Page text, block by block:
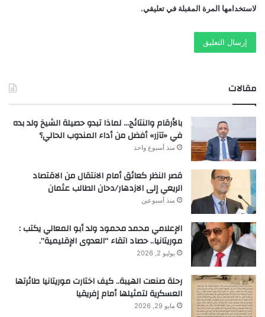
لاستخدامها المرة المقبلة في تعليقي.
مقالات
بالأرقام والنتائج… لماذا تبدو حصيلة الشيخ ولد بده
في «تآزر» أفضل من أداء المندوب الحالي؟
منذ أسبوع واحد
قصر النظر كعائق أمام الانتقال من الاقتصاد
الريعي إلى الازدهار/دحان الطالب عثمان
منذ أسبوعين
الإعلامي محمد محمود ولد أبو المعالي يكتب :
موريتانيا.. حصاد اتقاء “العدوى الإقليمية”.
يوليو 2, 2026
رحلة صنعت الهيبة.. كيف اختارت موريتانيا طائرتها
العسكرية لتمثيلها أمام إفريقيا
مايو 29, 2026